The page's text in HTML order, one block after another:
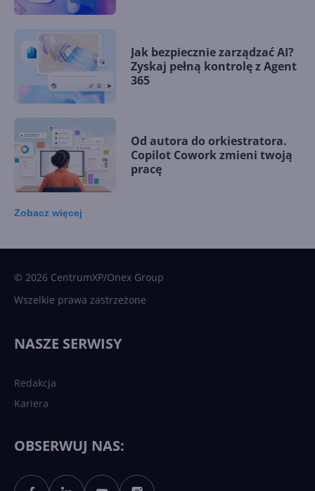
Jak bezpiecznie zarządzać AI?
Zyskaj pełną kontrolę z Agent
365
Od autora do orkiestratora.
Copilot Cowork zmieni twoją
pracę
Zobacz więcej
© 2026 CentrumXP/Onex Group
Wszelkie prawa zastrzeżone
NASZE SERWISY
Redakcja
Kariera
OBSERWUJ NAS: